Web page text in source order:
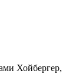
Хойбергер,